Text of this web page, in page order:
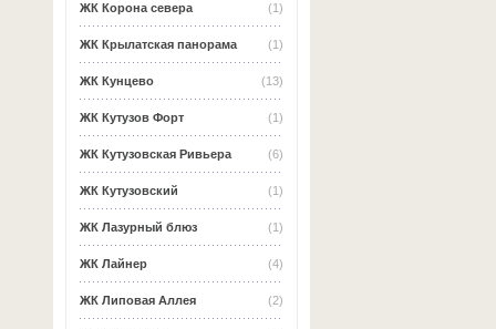
(1)
ЖК Корона севера
(1)
ЖК Крылатская панорама
(13)
ЖК Кунцево
(1)
ЖК Кутузов Форт
(6)
ЖК Кутузовская Ривьера
(1)
ЖК Кутузовский
(1)
ЖК Лазурный блюз
(4)
ЖК Лайнер
(2)
ЖК Липовая Аллея